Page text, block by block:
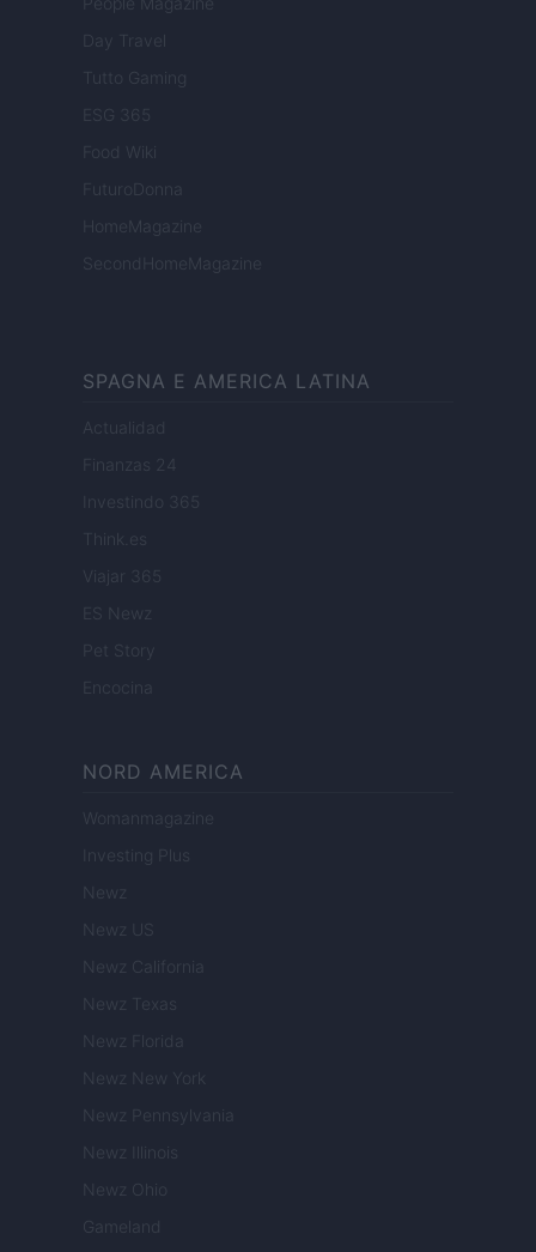
Day Travel
Tutto Gaming
ESG 365
Food Wiki
FuturoDonna
HomeMagazine
SecondHomeMagazine
SPAGNA E AMERICA LATINA
Actualidad
Finanzas 24
Investindo 365
Think.es
Viajar 365
ES Newz
Pet Story
Encocina
NORD AMERICA
Womanmagazine
Investing Plus
Newz
Newz US
Newz California
Newz Texas
Newz Florida
Newz New York
Newz Pennsylvania
Newz Illinois
Newz Ohio
Gameland